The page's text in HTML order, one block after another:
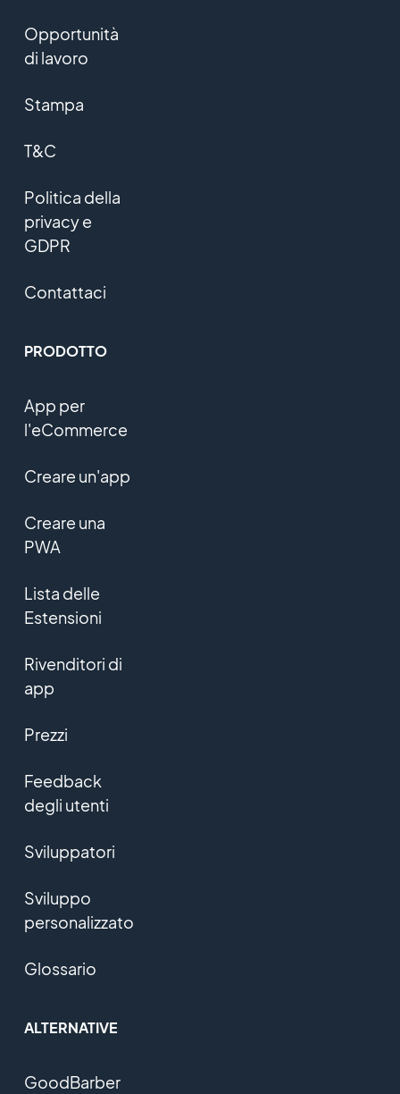
Opportunità
di lavoro
Stampa
T&C
Politica della
privacy e
GDPR
Contattaci
PRODOTTO
App per
l'eCommerce
Creare un'app
Creare una
PWA
Lista delle
Estensioni
Rivenditori di
app
Prezzi
Feedback
degli utenti
Sviluppatori
Sviluppo
personalizzato
Glossario
ALTERNATIVE
GoodBarber